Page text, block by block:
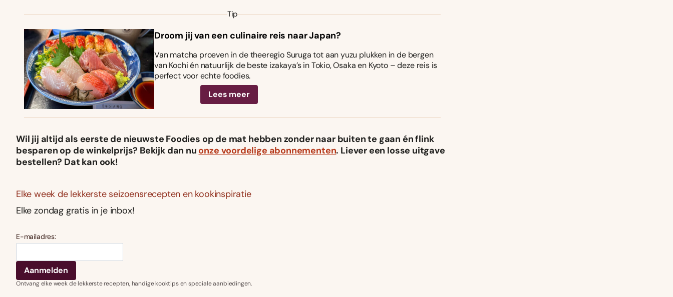
Tip
Droom jij van een culinaire reis naar Japan?
Van matcha proeven in de theeregio Suruga tot aan yuzu plukken in de bergen
van Kochi én natuurlijk de beste izakaya’s in Tokio, Osaka en Kyoto – deze reis is
perfect voor echte foodies.
Lees meer
Wil jij altijd als eerste de nieuwste Foodies op de mat hebben zonder naar buiten te gaan én flink
besparen op de winkelprijs? Bekijk dan nu onze voordelige abonnementen. Liever een losse uitgave
bestellen? Dat kan ook!
Elke week de lekkerste seizoensrecepten en kookinspiratie
Elke zondag gratis in je inbox!
E-mailadres:
Ontvang elke week de lekkerste recepten, handige kooktips en speciale aanbiedingen.